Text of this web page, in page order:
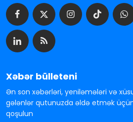
Xəbər bülleteni
Ən son xəbərləri, yeniləmələri və
gələnlər qutunuzda əldə etmək üçün
qoşulun